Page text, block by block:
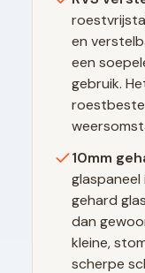
en
een
gebruik.
10mm
glaspaneel
gehard
dan
kleine,
scherpe